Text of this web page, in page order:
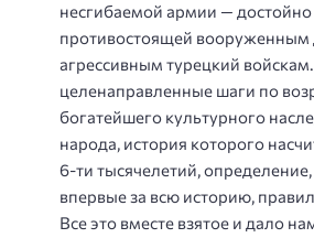
несгибаемой армии — достойно
противостоящей вооруженным
агрессивным турецкий
целенаправленные шаги по
богатейшего культурного
народа, история которого
6-ти тысячелетий,
впервые за всю историю,
Все это вместе взятое и дало